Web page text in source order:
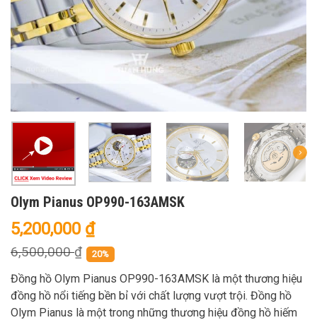
Olym Pianus OP990-163AMSK
5,200,000 ₫
6,500,000₫ 20%
Đồng hồ Olym Pianus OP990-163AMSK là một thương hiệu
đồng hồ nổi tiếng bền bỉ với chất lượng vượt trội. Đồng hồ
Olym Pianus là một trong những thương hiệu đồng hồ hiếm